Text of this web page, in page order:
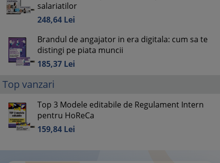
salariatilor
248,64 Lei
Brandul de angajator in era digitala: cum sa te
distingi pe piata muncii
185,37 Lei
Top vanzari
Top 3 Modele editabile de Regulament Intern
pentru HoReCa
159,84 Lei